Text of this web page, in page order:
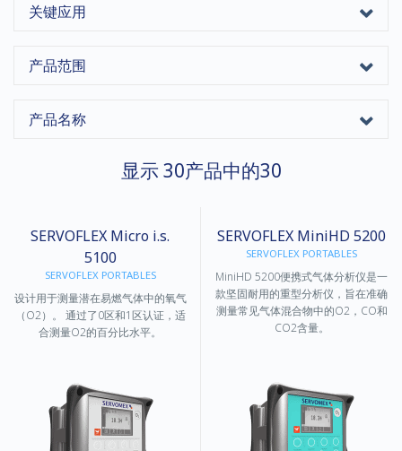
关键应用
产品范围
产品名称
显示30产品中的30
SERVOFLEX Micro i.s.
5100
SERVOFLEX PORTABLES
设计用于测量潜在易燃气体中的氧气
（O2）。 通过了0区和1区认证，适
合测量O2的百分比水平。
SERVOFLEX MiniHD 5200
SERVOFLEX PORTABLES
MiniHD 5200便携式气体分析仪是一
款坚固耐用的重型分析仪，旨在准确
测量常见气体混合物中的O2，CO和
CO2含量。